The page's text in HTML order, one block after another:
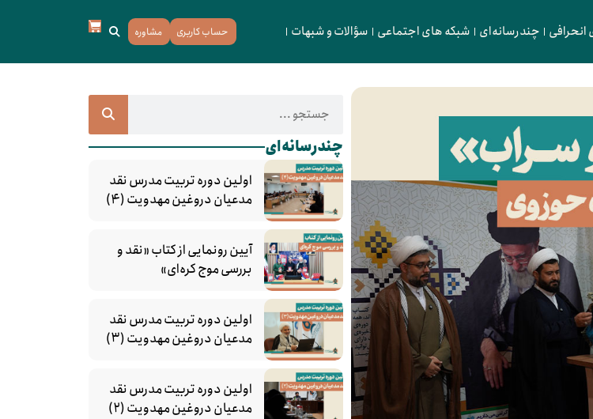
انحرافی چندرسانه‌ای شبکه های اجتماعی سؤالات و شبهات حساب کاربری مشاوره
چندرسانه‌ای
اولین دوره تربیت مدرس نقد
مدعیان دروغین مهدویت (۴)
آیین رونمایی از کتاب «نقد و
بررسی موج کره‌ای»
اولین دوره تربیت مدرس نقد
مدعیان دروغین مهدویت (۳)
اولین دوره تربیت مدرس نقد
مدعیان دروغین مهدویت (۲)